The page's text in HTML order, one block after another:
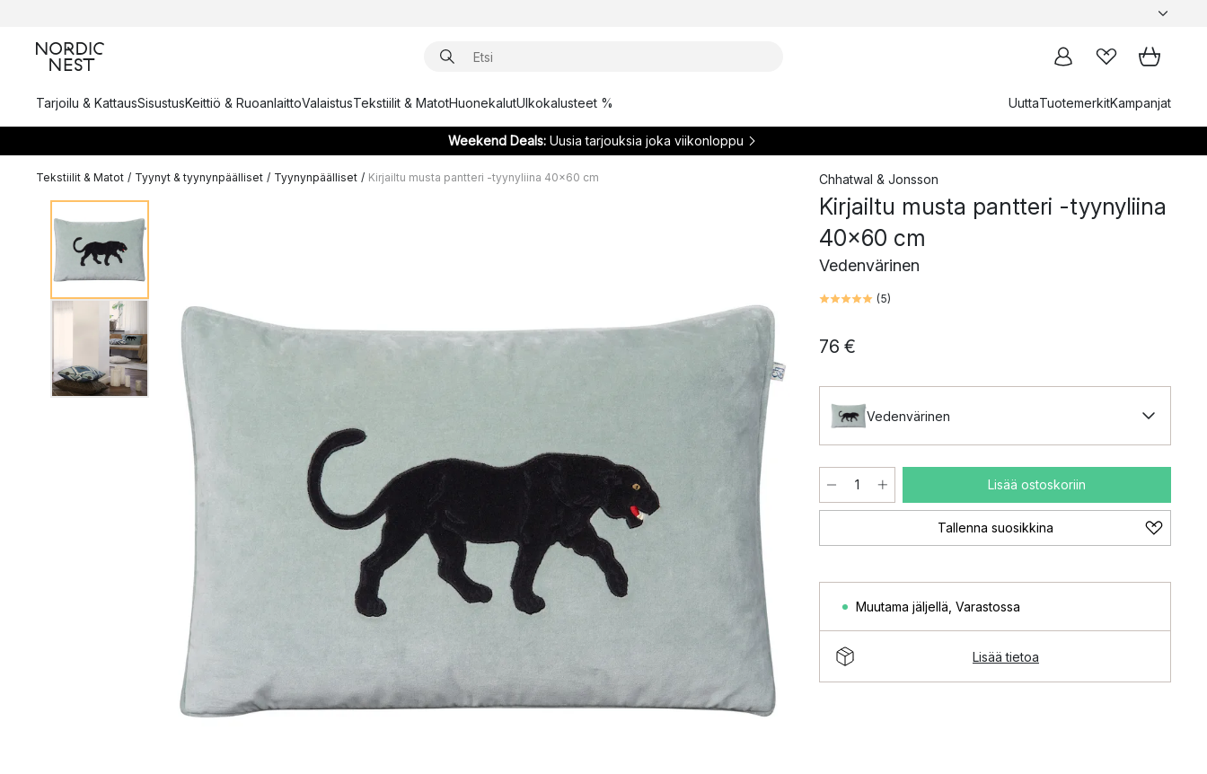
Tarjoilu & KattausSisustusKeittiö & RuoanlaittoValaistusTekstiilit & MatotHuonekalutUlkokalusteet % UuttaTuotemerkitKampanjat
Weekend Deals:Uusia tarjouksia joka viikonloppu
Tekstiilit & Matot / Tyynyt & tyynynpäälliset / Tyynynpäälliset / Kirjailtu musta pantteri -tyynyliina 40x60 cm Chhatwal & Jonsson
Kirjailtu musta pantteri -tyynyliina
40x60 cm
Vedenvärinen
(5)
76 €
Vedenvärinen
Lisää ostoskoriin
Tallenna suosikkina
Muutama jäljellä Varastossa
Lisää tietoa